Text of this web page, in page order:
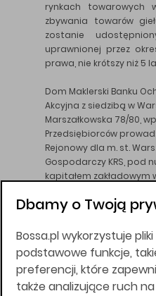
rynkach towarowych
zbywania towarów
zostanie
uprawnionej przez
prawa, nie krótszy niż 5
Dom Maklerski Banku
Akcyjna z siedzibą w
Marszałkowska 78/80,
Przedsiębiorców
Rejonowy dla m. st.
Gospodarczy KRS, pod
kapitałem zakładowym
DM BOŚ działa na
Wszelkie informacje na
informacje o
kierowane do osób
zamieszkania lub
Dbamy o Twoją
Bossa.pl wykorzystuje
podstawowe funkcje,
preferencji, które
także analizujące ruch